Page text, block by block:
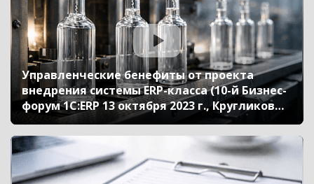
Управленческие бенефиты от проекта
внедрения системы ERP-класса (10-й Бизнес-
форум 1С:ERP 13 октября 2023 г., Кругликов
Денис, «Алкогольная Сибирская Группа»)